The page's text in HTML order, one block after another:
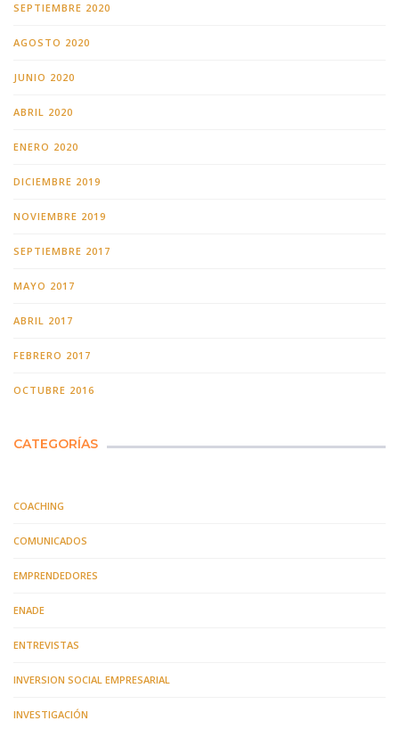
SEPTIEMBRE 2020
AGOSTO 2020
JUNIO 2020
ABRIL 2020
ENERO 2020
DICIEMBRE 2019
NOVIEMBRE 2019
SEPTIEMBRE 2017
MAYO 2017
ABRIL 2017
FEBRERO 2017
OCTUBRE 2016
CATEGORÍAS
COACHING
COMUNICADOS
EMPRENDEDORES
ENADE
ENTREVISTAS
INVERSION SOCIAL EMPRESARIAL
INVESTIGACIÓN